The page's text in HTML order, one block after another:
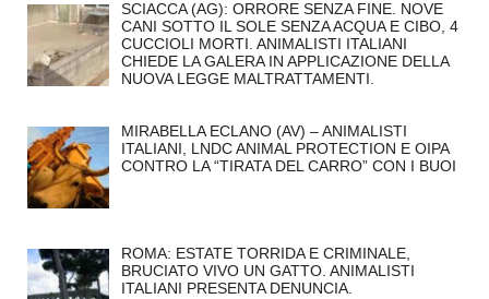
SCIACCA (AG): ORRORE SENZA FINE. NOVE
CANI SOTTO IL SOLE SENZA ACQUA E CIBO, 4
CUCCIOLI MORTI. ANIMALISTI ITALIANI
CHIEDE LA GALERA IN APPLICAZIONE DELLA
NUOVA LEGGE MALTRATTAMENTI.
MIRABELLA ECLANO (AV) – ANIMALISTI
ITALIANI, LNDC ANIMAL PROTECTION E OIPA
CONTRO LA “TIRATA DEL CARRO” CON I BUOI
ROMA: ESTATE TORRIDA E CRIMINALE,
BRUCIATO VIVO UN GATTO. ANIMALISTI
ITALIANI PRESENTA DENUNCIA.